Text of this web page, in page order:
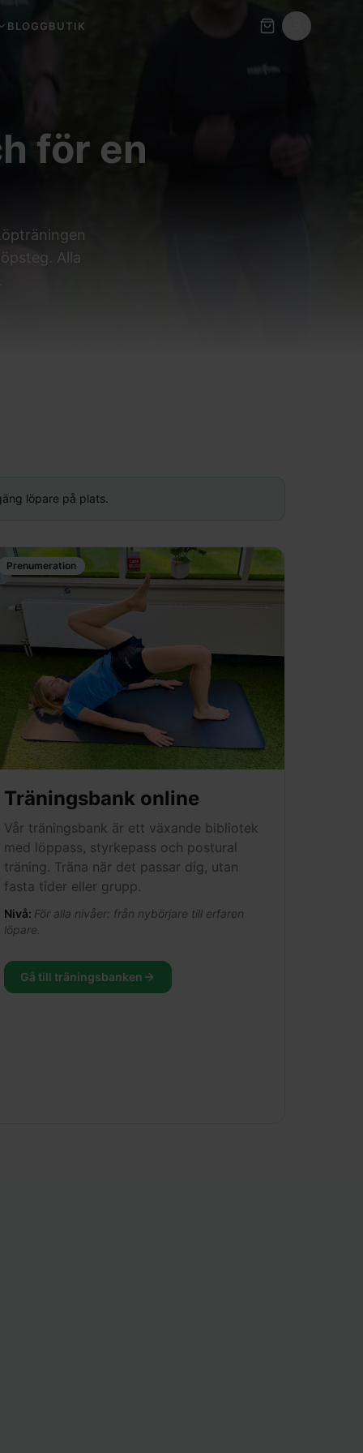
BLOGGBUTIK
för en
Alla
löpare på plats.
Prenumeration
Träningsbank online
Vår träningsbank är ett växande bibliotek
med löppass, styrkepass och postural
träning. Träna när det passar dig, utan
fasta tider eller grupp.
Nivå: För alla nivåer: från nybörjare till erfaren
löpare.
Gå till träningsbanken